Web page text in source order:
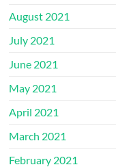
August 2021
July 2021
June 2021
May 2021
April 2021
March 2021
February 2021